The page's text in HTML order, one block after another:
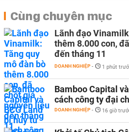
Cùng chuyên mục
Lãnh đạo
thêm 8.000 con,
đến tháng 11
DOANH NGHIỆP - 1 phút
Bamboo Capital
cách công ty đại
DOANH NGHIỆP - 16 giờ